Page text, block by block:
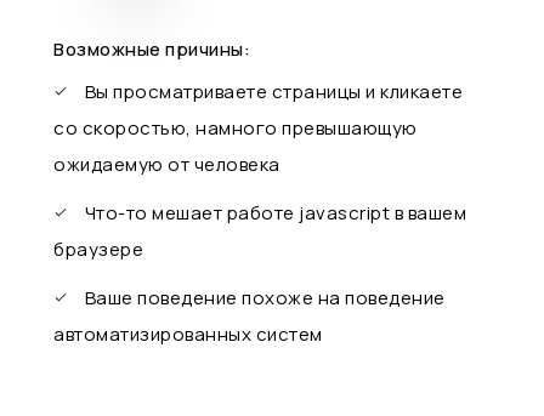
Возможные причины:
Вы просматриваете страницы и кликаете
со скоростью, намного превышающую
ожидаемую от человека
Что-то мешает работе javascript в вашем
браузере
Ваше поведение похоже на поведение
автоматизированных систем